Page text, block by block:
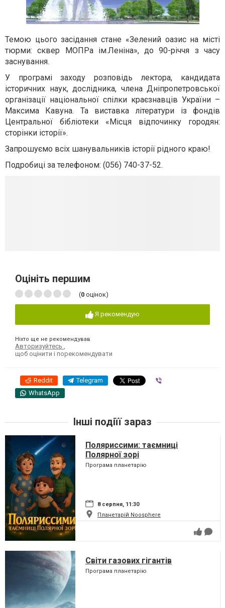
Темою цього засідання стане «Зелений оазис на місті
тюрми: сквер МОПРа ім.Леніна», до 90-річчя з часу
заснування.
У програмі заходу розповідь лектора, кандидата
історичних наук, дослідника, члена Дніпропетровської
організації національної спілки краєзнавців України –
Максима Кавуна. Та виставка літератури із фондів
Центральної бібліотеки «Місця відпочинку городян:
сторінки історії».
Запрошуємо всіх шанувальників історії рідного краю!
Подробиці за телефоном: (056) 740-37-52.
Оцініть першим
(0 оцінок)
Я рекомендую
Ніхто ще не рекомендував
Авторизуйтесь
щоб оцінити і порекомендувати
Reddit Telegram
WhatsApp
Інші подіїї зараз
Поляриссими: таємниці
Полярної зорі
Програма планетарію
8 серпня, 11:30
Планетарій Noosphere
Світи газових гігантів
Програма планетарію